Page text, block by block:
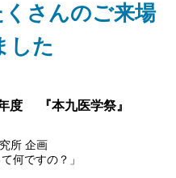
くさんのご来場
した
度 『本九医学祭』
所 企画
何ですの？」